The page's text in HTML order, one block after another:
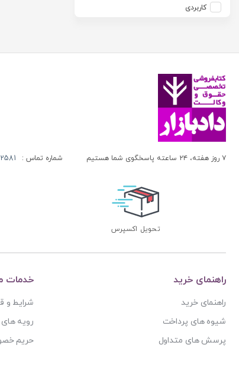
اندیشه عصر
اندیشه های حقوقی
بنگاه ترجمه و نشر کتاب پارسه
بهتاب
پژوهشگاه حوزه و دانشگاه
پژوهشگاه علوم و فرهنگ اسلامی
پژوهشگاه فرهنگ و اندیشه اسلامی
پیام غدیر
آلبرت ون دایسی
آمنه باخدا
آنتونی آگوس
آنتونیو کاسسه
آندره لگراند
آندریاس کاکینیس
آیت الله دکتر سید کاظم مصطفوی
کاربردی
۷ روز هفته، ۲۴ ساعته پاسخگوی شما هستیم شماره تماس : (021)
تحویل اکسپرس
راهنمای خرید
راهنمای خرید
شیوه های پرداخت
پرسش های متداول
خدمات
شرایط و
رویه های
حریم